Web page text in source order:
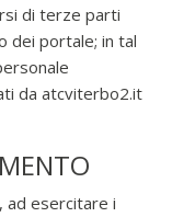
di terze parti
dei portale; in tal
da atcviterbo2.it
ad esercitare i